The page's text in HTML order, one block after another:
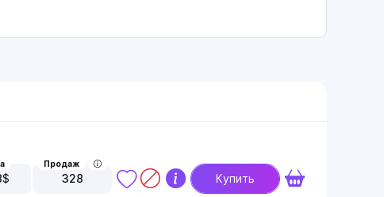
$
Продаж
328 Купить